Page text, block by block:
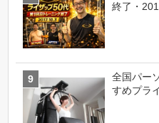
終了・
全国パー
すめプラ